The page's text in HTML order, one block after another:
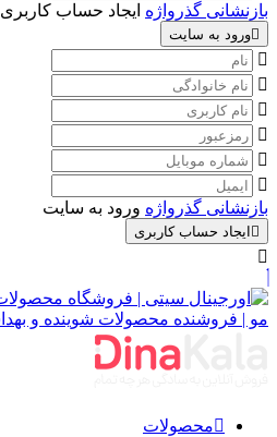
بازنشانی گذرواژه ایجاد حساب کاربری
ورود به سایت
بازنشانی گذرواژه ورود به سایت
ایجاد حساب کاربری
محصولات